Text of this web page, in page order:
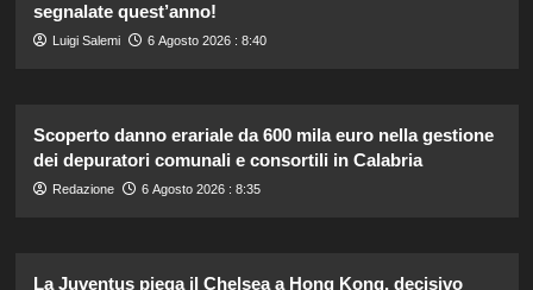
segnalate quest’anno!
Luigi Salemi 6 Agosto 2026 : 8:40
Scoperto danno erariale da 600 mila euro nella gestione
dei depuratori comunali e consortili in Calabria
Redazione 6 Agosto 2026 : 8:35
La Juventus piega il Chelsea a Hong Kong, decisivo